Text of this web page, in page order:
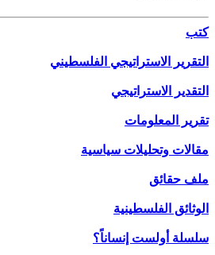
كتب
التقرير الاستراتيجي الفلسطيني
التقدير الاستراتيجي
تقرير المعلومات
مقالات وتحليلات سياسية
ملف حقائق
الوثائق الفلسطينية
سلسلة أولست إنساناً؟